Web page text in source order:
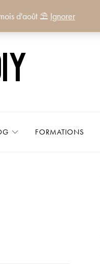
FORMATIONS
d'août ⛱️ Ignorer